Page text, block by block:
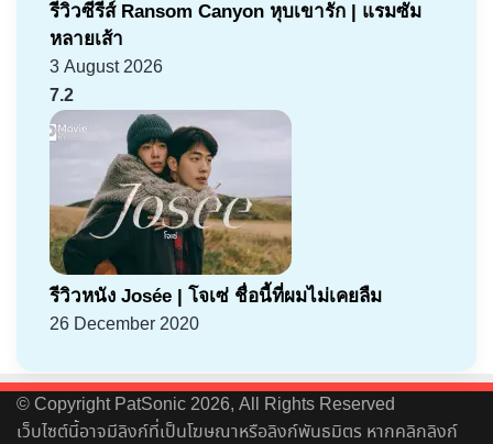
รีวิวซีรีส์ Ransom Canyon หุบเขารัก | แรมซัม
หลายเส้า
3 August 2026
7.2
รีวิวหนัง Josée | โจเซ่ ชื่อนี้ที่ผมไม่เคยลืม
26 December 2020
© Copyright PatSonic 2026, All Rights Reserved
เว็บไซต์นี้อาจมีลิงก์ที่เป็นโฆษณาหรือลิงก์พันธมิตร หากคลิกลิงก์